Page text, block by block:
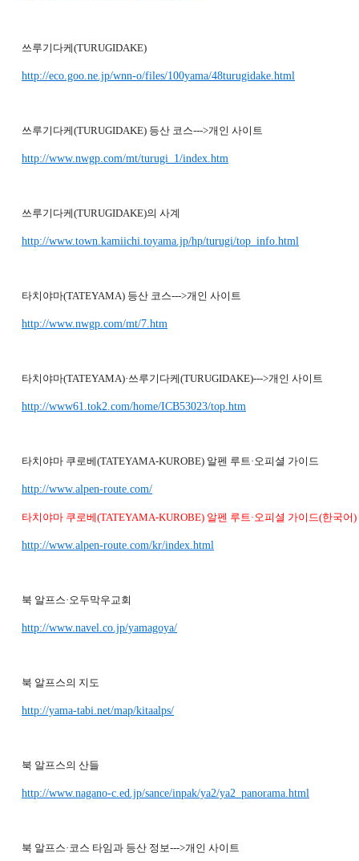
쓰루기다케(TURUGIDAKE)
http://eco.goo.ne.jp/wnn-o/files/100yama/48turugidake.html
쓰루기다케(TURUGIDAKE) 등산 코스--->개인 사이트
http://www.nwgp.com/mt/turugi_1/index.htm
쓰루기다케(TURUGIDAKE)의 사계
http://www.town.kamiichi.toyama.jp/hp/turugi/top_info.html
타치야마(TATEYAMA) 등산 코스--->개인 사이트
http://www.nwgp.com/mt/7.htm
타치야마(TATEYAMA)·쓰루기다케(TURUGIDAKE)--->개인 사이트
http://www61.tok2.com/home/ICB53023/top.htm
타치야마 쿠로베(TATEYAMA-KUROBE) 알펜 루트·오피셜 가이드
http://www.alpen-route.com/
타치야마 쿠로베(TATEYAMA-KUROBE) 알펜 루트·오피셜 가이드(한국어)
http://www.alpen-route.com/kr/index.html
북 알프스·오두막우교회
http://www.navel.co.jp/yamagoya/
북 알프스의 지도
http://yama-tabi.net/map/kitaalps/
북 알프스의 산들
http://www.nagano-c.ed.jp/sance/inpak/ya2/ya2_panorama.html
북 알프스·코스 타임과 등산 정보--->개인 사이트